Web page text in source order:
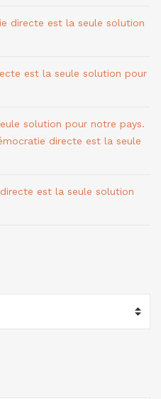
directe est la seule solution
est la seule solution pour
solution pour notre pays.
directe est la seule
est la seule solution